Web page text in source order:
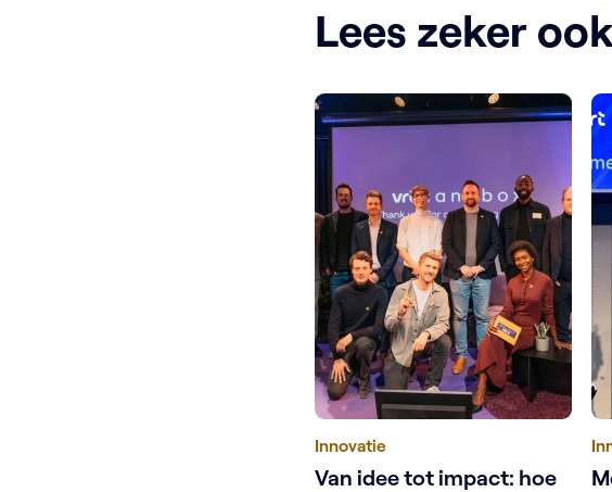
Lees zeker ook
Innovatie
Van idee tot impact: hoe